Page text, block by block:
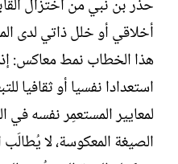
حذّر بن نبي من اختزال
أخلاقي أو خلل ذاتي لدى
هذا الخطاب نمط معاكس: إذ
استعدادا نفسيا أو ثقافيا
لمعايير المستعمِر نفسه في
الصيغة المعكوسة، لا